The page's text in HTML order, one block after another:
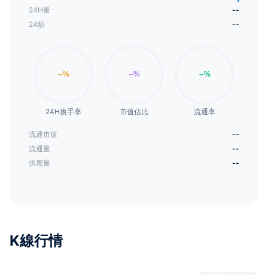
24H量
--
24額
--
24H換手率 市值佔比 流通率
流通市值
--
流通量
--
供應量
--
K線行情